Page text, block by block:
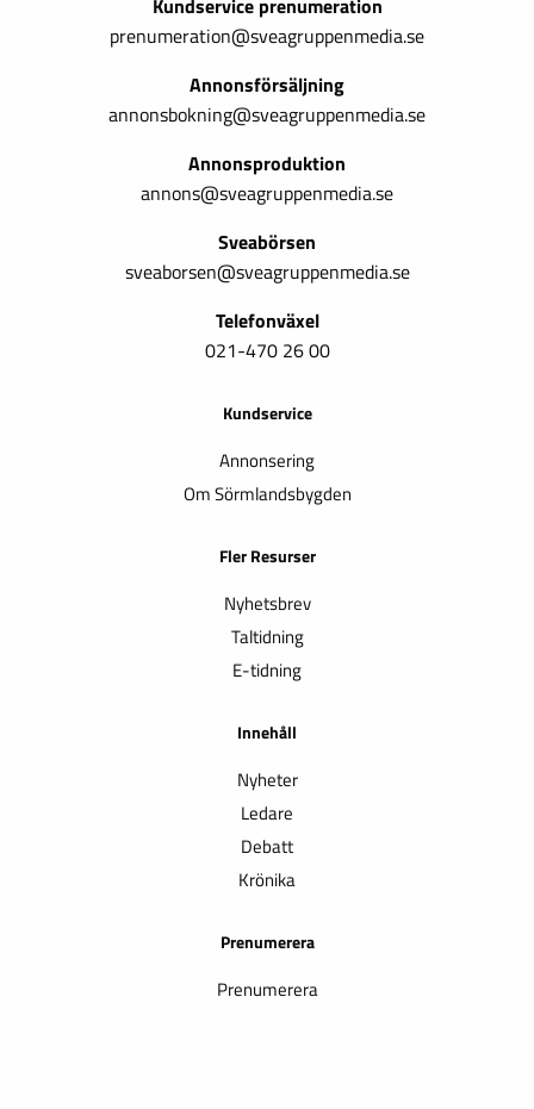
Kundservice prenumeration
prenumeration@sveagruppenmedia.se
Annonsförsäljning
annonsbokning@sveagruppenmedia.se
Annonsproduktion
annons@sveagruppenmedia.se
Sveabörsen
sveaborsen@sveagruppenmedia.se
Telefonväxel
021-470 26 00
Kundservice
Annonsering
Om Sörmlandsbygden
Fler Resurser
Nyhetsbrev
Taltidning
E-tidning
Innehåll
Nyheter
Ledare
Debatt
Krönika
Prenumerera
Prenumerera